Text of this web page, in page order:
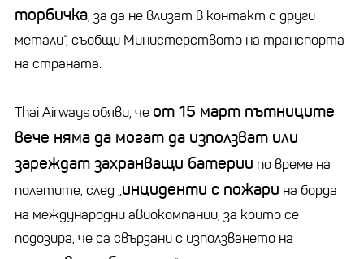
торбичка, за да не влизат в контакт с други
метали“, съобщи Министерството на транспорта
на страната.
Thai Airways обяви, че от 15 март пътниците
вече няма да могат да използват или
зареждат захранващи батерии по време на
полетите, след „инциденти с пожари на борда
на международни авиокомпании, за които се
подозира, че са свързани с използването на